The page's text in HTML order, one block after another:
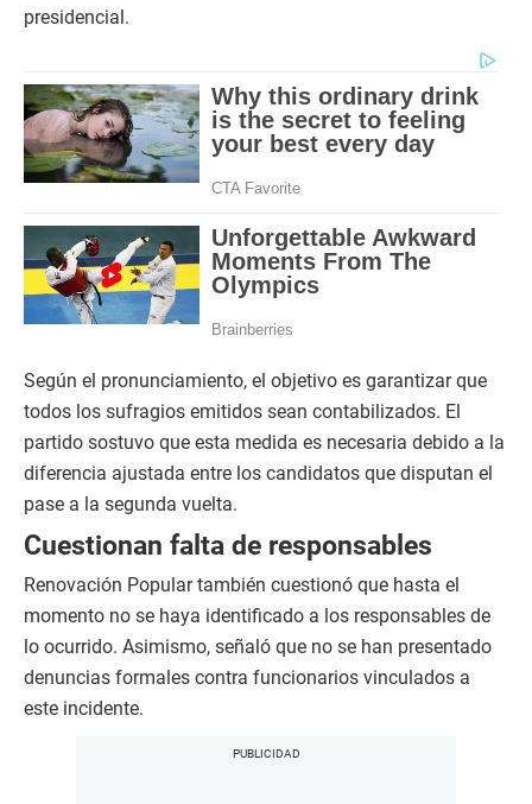
presidencial.
Según el pronunciamiento, el objetivo es garantizar que
todos los sufragios emitidos sean contabilizados. El
partido sostuvo que esta medida es necesaria debido a la
diferencia ajustada entre los candidatos que disputan el
pase a la segunda vuelta.
Cuestionan falta de responsables
Renovación Popular también cuestionó que hasta el
momento no se haya identificado a los responsables de
lo ocurrido. Asimismo, señaló que no se han presentado
denuncias formales contra funcionarios vinculados a
este incidente.